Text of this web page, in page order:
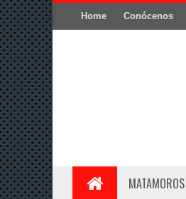
Home Conócenos
MATAMOROS